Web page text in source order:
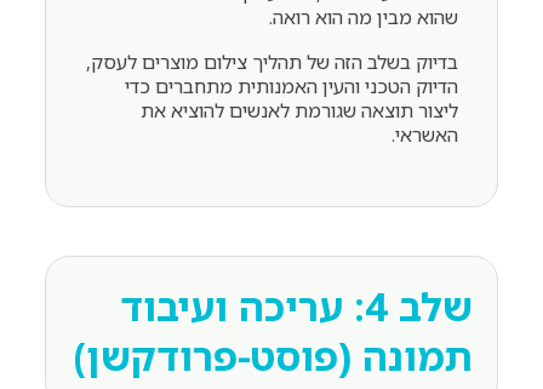
שהוא מבין מה הוא רואה.
בדיוק בשלב הזה של תהליך צילום מוצרים לעסק,
הדיוק הטכני והעין האמנותית מתחברים כדי
ליצור תוצאה שגורמת לאנשים להוציא את
האשראי.
שלב 4: עריכה ועיבוד
תמונה (פוסט-פרודקשן)